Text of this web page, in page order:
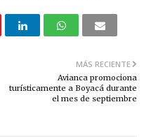
MÁS RECIENTE
Avianca promociona
turísticamente a Boyacá durante
el mes de septiembre